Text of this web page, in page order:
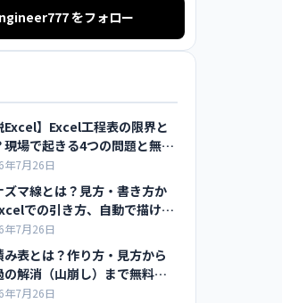
をフォロー
Excel】Excel工程表の限界と
現場で起きる4つの問題と無料
換え先を解説
年7月26日
ズマ線とは？見方・書き方か
での引き方、自動で描ける
ールまで解説
年7月26日
み表とは？作り方・見方から
の解消（山崩し）まで無料ツ
きで解説
年7月26日